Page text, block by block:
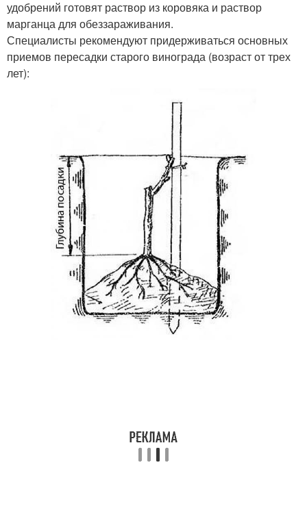
удобрений готовят раствор из коровяка и раствор
марганца для обеззараживания.
Специалисты рекомендуют придерживаться основных
приемов пересадки старого винограда (возраст от трех
лет):